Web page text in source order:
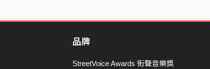
品牌
StreetVoice Awards 街聲音樂獎